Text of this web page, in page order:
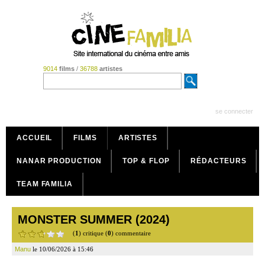
9014 films/ 36788 artistes
se connecter
ACCUEIL FILMS ARTISTES
NANAR PRODUCTION TOP & FLOP RÉDACTEURS
TEAM FAMILIA
MONSTER SUMMER (2024)
(1) critique (0) commentaire
Manu le 10/06/2026 à 15:46